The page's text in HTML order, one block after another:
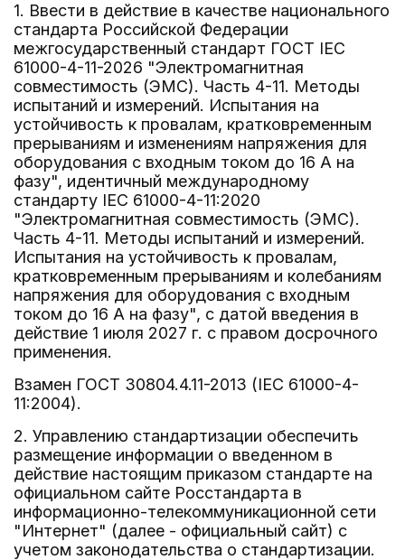
1. Ввести в действие в качестве национального
стандарта Российской Федерации
межгосударственный стандарт ГОСТ IEC
61000-4-11-2026 "Электромагнитная
совместимость (ЭМС). Часть 4-11. Методы
испытаний и измерений. Испытания на
устойчивость к провалам, кратковременным
прерываниям и изменениям напряжения для
оборудования с входным током до 16 А на
фазу", идентичный международному
стандарту IEC 61000-4-11:2020
"Электромагнитная совместимость (ЭМС).
Часть 4-11. Методы испытаний и измерений.
Испытания на устойчивость к провалам,
кратковременным прерываниям и колебаниям
напряжения для оборудования с входным
током до 16 А на фазу", с датой введения в
действие 1 июля 2027 г. с правом досрочного
применения.
Взамен ГОСТ 30804.4.11-2013 (IEC 61000-4-
11:2004).
2. Управлению стандартизации обеспечить
размещение информации о введенном в
действие настоящим приказом стандарте на
официальном сайте Росстандарта в
информационно-телекоммуникационной сети
"Интернет" (далее - официальный сайт) с
учетом законодательства о стандартизации.